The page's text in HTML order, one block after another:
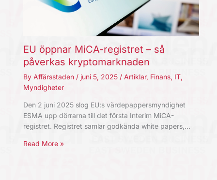
EU öppnar MiCA-registret – så
påverkas kryptomarknaden
By Affärsstaden / juni 5, 2025 / Artiklar, Finans, IT,
Myndigheter
Den 2 juni 2025 slog EU:s värdepappersmyndighet
ESMA upp dörrarna till det första Interim MiCA-
registret. Registret samlar godkända white papers,…
Read More »